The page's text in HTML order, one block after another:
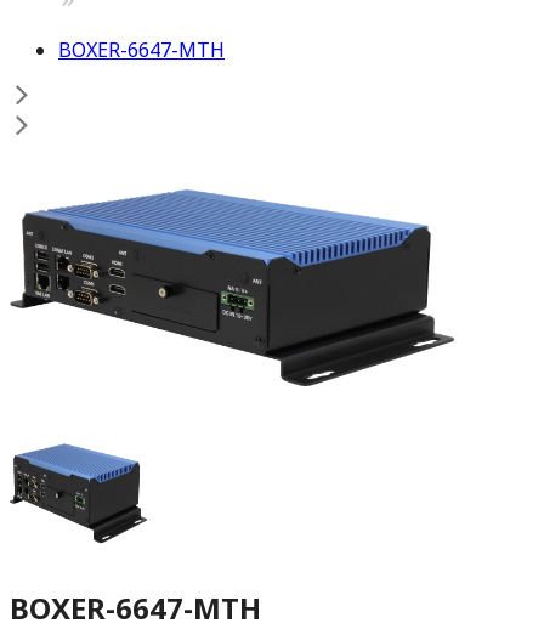
BOXER-6647-MTH
BOXER-6647-MTH